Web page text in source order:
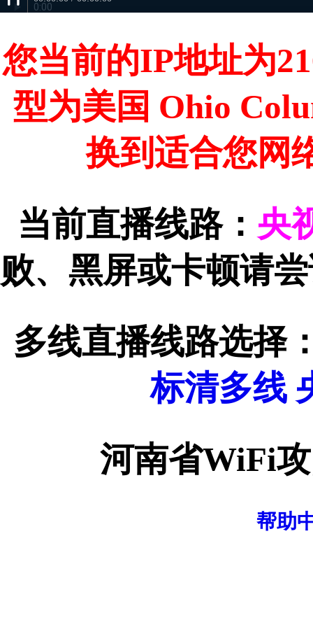
您当前的IP地址为
型为美国 Ohio
换到适合您网
当前直播线路： 央
败、黑屏或卡顿请
多线直播线路选择
标清多线
河南省WiFi
帮助